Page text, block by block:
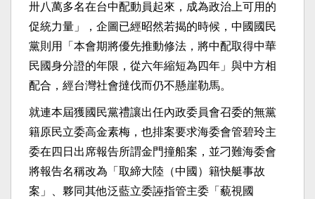
卅八萬多名在台中配動員起來，成為政治上可用的
促統力量」，企圖已經昭然若揭的時候，中國國民
黨則用「本會期將優先推動修法，將中配取得中華
民國身分證的年限，從六年縮短為四年」與中方相
配合，經台灣社會撻伐而仍不懸崖勒馬。
就連本屆獲國民黨禮讓出任內政委員會召委的無黨
籍原民立委高金素梅，也排案要求海委會管碧玲主
委在四日出席報告所謂金門撞船案，並刁難海委會
將報告名稱改為「取締大陸（中國）籍快艇事故
案」、夥同其他泛藍立委誣指管主委「藐視國